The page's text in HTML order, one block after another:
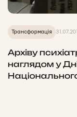
Трансформація
Архіву
наглядом у